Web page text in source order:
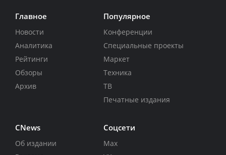
Главное
Новости
Аналитика
Рейтинги
Обзоры
Архив
Популярное
Конференции
Специальные проекты
Маркет
Техника
ТВ
Печатные издания
CNews
Об издании
Соцсети
Max